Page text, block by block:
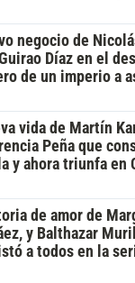
negocio de
Díaz en el
de un imperio a
vida de Martín
Peña que
y ahora triunfa en
de amor de
y Balthazar
a todos en la